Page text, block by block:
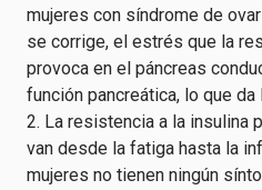
mujeres con síndrome de
se corrige, el estrés que la
provoca en el páncreas
función pancreática, lo que
2. La resistencia a la insulina
van desde la fatiga hasta la
mujeres no tienen ningún